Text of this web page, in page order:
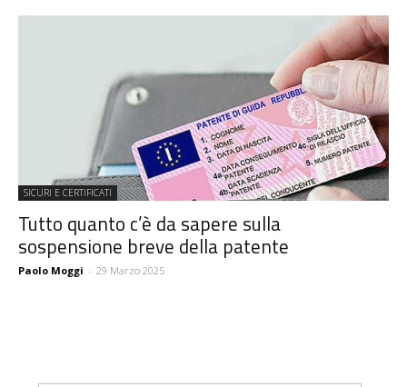
SICURI E CERTIFICATI
Tutto quanto c’è da sapere sulla
sospensione breve della patente
Paolo Moggi - 29 Marzo 2025